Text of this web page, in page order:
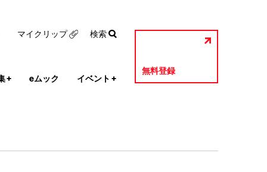
+ eムック イベント +
無料登録
マイクリップ 検索